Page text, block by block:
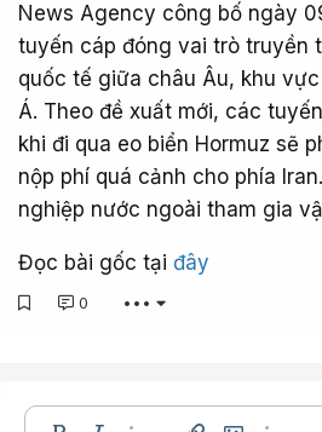
News Agency công bố ngày
tuyến cáp đóng vai trò truyền
quốc tế giữa châu Âu, khu
Á. Theo đề xuất mới, các
khi đi qua eo biển Hormuz sẽ
nộp phí quá cảnh cho phía
nghiệp nước ngoài tham gia
Đọc bài gốc tại đây
0 •••